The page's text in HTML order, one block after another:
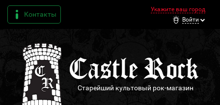
Контакты
Укажите ваш город
Войти
Старейший культовый рок-магазин